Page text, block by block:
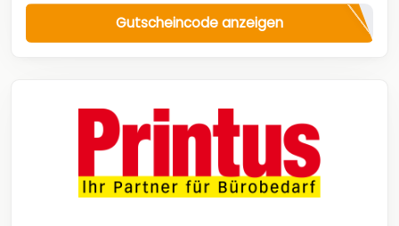
Gutscheincode anzeigen